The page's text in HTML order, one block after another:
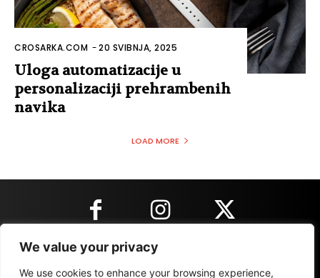
We value your privacy
We use cookies to enhance your browsing experience,
CROSARKA.COM -20 SVIBNJA, 2025
Uloga automatizacije u
personalizaciji prehrambenih
navika
LOAD MORE
KONTAKT INFORMACIJE